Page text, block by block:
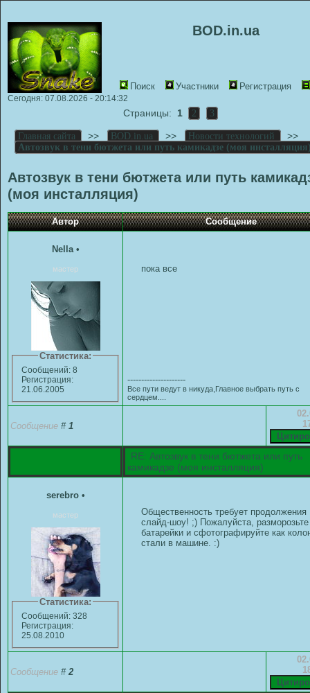
BOD.in.ua
Поиск Участники Регистрация
Сегодня: 07.08.2026 - 20:14:32
Страницы: 1 2 3
Главная сайта >> BOD.in.ua >> Новости технологий >>
Автозвук в тени бютжета или путь камикадзе (моя
Автозвук в тени бютжета или путь
(моя инсталляция)
Автор Сообщение
Nella •
мастер
Статистика:
Сообщений: 8
Регистрация:
21.06.2005
пока все
---------------------
Все пути ведут в никуда,Главное выбрать путь с
сердцем....
Сообщение # 1
RE: Автозвук в тени бютжета или путь
камикадзе (моя инсталляция)
serebro •
мастер
Статистика:
Сообщений: 328
Регистрация:
25.08.2010
Общественность требует продолжения
слайд-шоу! ;) Пожалуйста, разморозьте
батарейки и сфотографируйте как
стали в машине. :)
Сообщение # 2